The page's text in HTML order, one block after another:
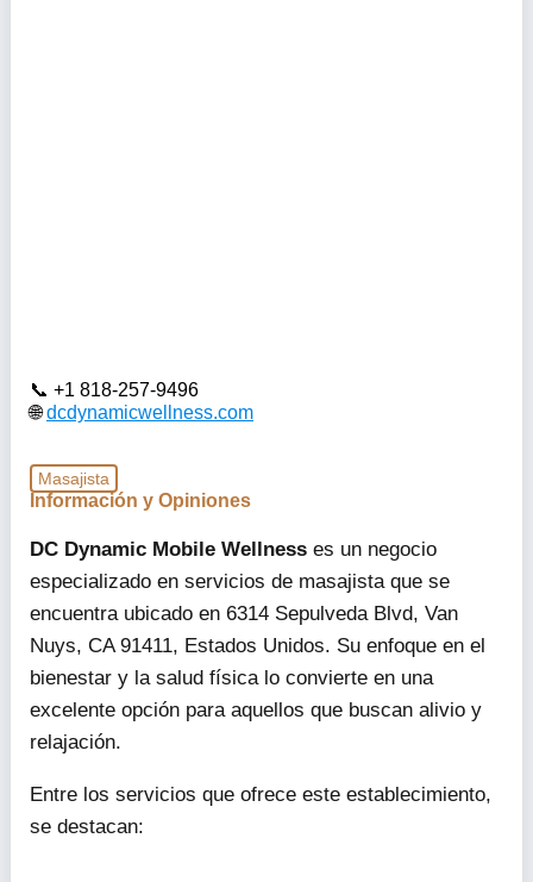
+1 818-257-9496
dcdynamicwellness.com
Masajista
Información y Opiniones
DC Dynamic Mobile Wellness es un negocio
especializado en servicios de masajista que se
encuentra ubicado en 6314 Sepulveda Blvd, Van
Nuys, CA 91411, Estados Unidos. Su enfoque en el
bienestar y la salud física lo convierte en una
excelente opción para aquellos que buscan alivio y
relajación.
Entre los servicios que ofrece este establecimiento,
se destacan: